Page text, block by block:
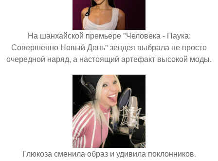
На шанхайской премьере "Человека - Паука:
Совершенно Новый День" зендея выбрала не просто
очередной наряд, а настоящий артефакт высокой моды.
Глюкоза сменила образ и удивила поклонников.